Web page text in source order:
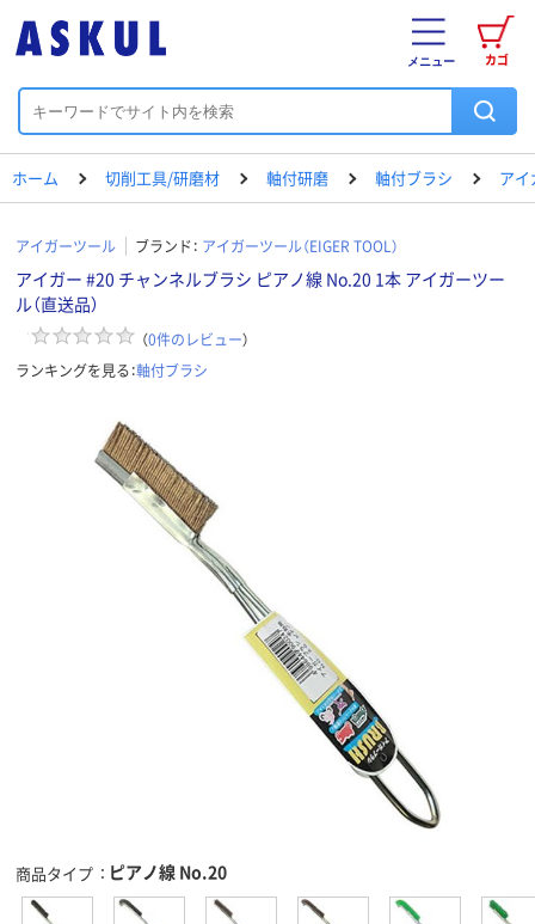
カゴ
メニュー
ホーム 切削工具/研磨材 軸付研磨 軸付ブラシ ア
アイガーツール ブランド： アイガーツール（EIGER TOOL）
アイガー #20 チャンネルブラシ ピアノ線 No.20 1本 アイガーツー
ル（直送品）
（0件のレビュー）
ランキングを見る：軸付ブラシ
商品タイプ ピアノ線 No.20